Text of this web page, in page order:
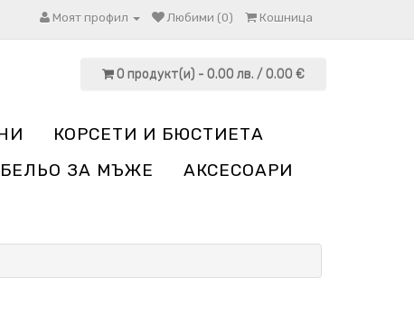
Моят профил Любими (0) Кошница
0 продукт(и) - 0.00 лв. / 0.00 €
КОРСЕТИ И БЮСТИЕТА
БЕЛЬО ЗА МЪЖЕ
АКСЕСОАРИ